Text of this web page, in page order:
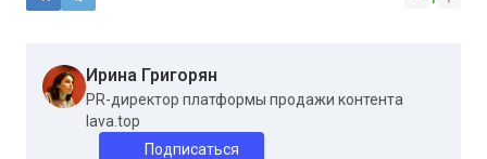
Ирина Григорян
PR-директор платформы продажи контента
lava.top
Подписаться